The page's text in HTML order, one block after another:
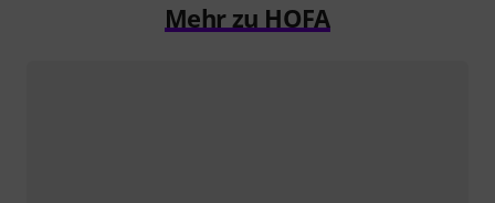
Mehr zu HOFA